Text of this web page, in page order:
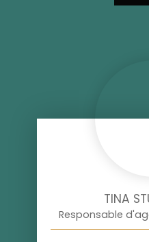
TINA
Responsable